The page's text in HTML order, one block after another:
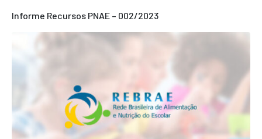
Informe Recursos PNAE – 002/2023